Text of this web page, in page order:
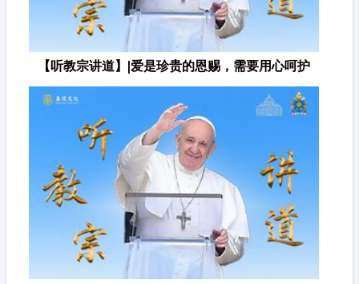
【听教宗讲道】|爱是珍贵的恩赐，需要用心呵护